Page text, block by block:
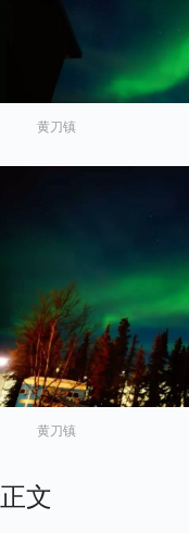
黄刀镇
黄刀镇
正文